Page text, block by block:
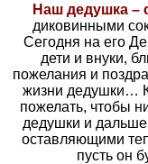
Наш дедушка –
диковинными
Сегодня на его
дети и внуки,
пожелания и
жизни дедушки…
пожелать, чтобы
дедушки и
оставляющими
пусть он